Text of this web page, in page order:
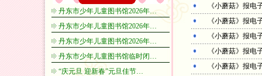
丹东市少年儿童图书馆2026年…
丹东市少年儿童图书馆2026年…
丹东市少年儿童图书馆2026年…
丹东市少年儿童图书馆临时闭…
“庆元旦 迎新春”元旦佳节…
《小蘑菇》报电
《小蘑菇》报电
《小蘑菇》报电
《小蘑菇》报电
《小蘑菇》报电